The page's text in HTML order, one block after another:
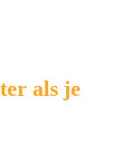
als je